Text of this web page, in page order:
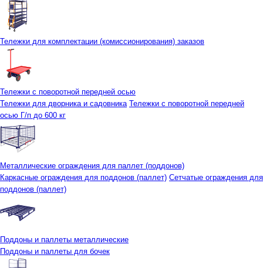
Тележки для комплектации (комиссионирования) заказов
Тележки с поворотной передней осью
Тележки для дворника и садовника Тележки с поворотной передней
осью Г/п до 600 кг
Металлические ограждения для паллет (поддонов)
Каркасные ограждения для поддонов (паллет) Сетчатые ограждения для
поддонов (паллет)
Поддоны и паллеты металлические
Поддоны и паллеты для бочек